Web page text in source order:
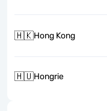
🇭🇰Hong Kong
🇭🇺Hongrie